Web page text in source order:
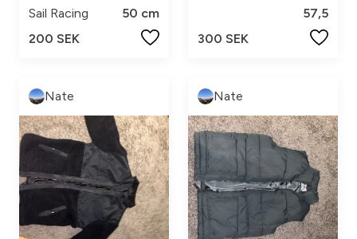
Sail Racing
50 cm
200 SEK
57,5
300 SEK
Nate Nate